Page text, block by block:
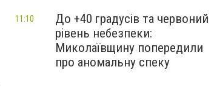
До +40 градусів та червоний
рівень небезпеки:
Миколаївщину попередили
про аномальну спеку
11:10